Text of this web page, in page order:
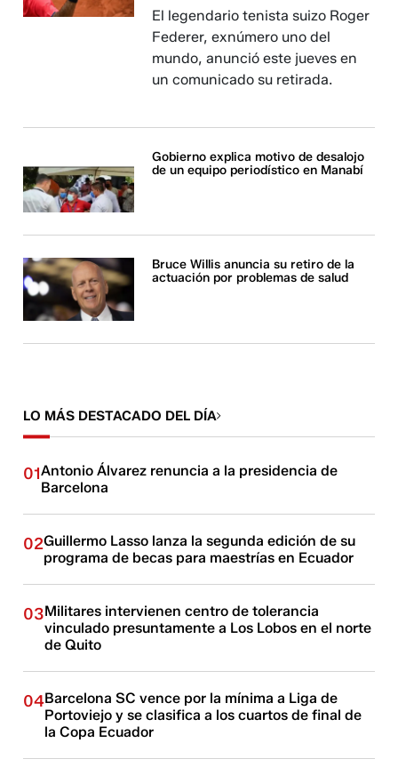
El legendario tenista suizo Roger
Federer, exnúmero uno del
mundo, anunció este jueves en
un comunicado su retirada.
Gobierno explica motivo de desalojo
de un equipo periodístico en Manabí
Bruce Willis anuncia su retiro de la
actuación por problemas de salud
LO MÁS DESTACADO DEL DÍA
01Antonio Álvarez renuncia a la presidencia de
Barcelona
02Guillermo Lasso lanza la segunda edición de su
programa de becas para maestrías en Ecuador
03Militares intervienen centro de tolerancia
vinculado presuntamente a Los Lobos en el norte
de Quito
04Barcelona SC vence por la mínima a Liga de
Portoviejo y se clasifica a los cuartos de final de
la Copa Ecuador